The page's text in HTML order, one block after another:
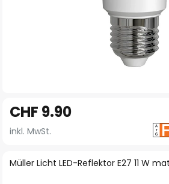
Anfang
der
springen
Müller Licht LED-Reflektor E27 11 W
CHF 9.90
inkl. MwSt.